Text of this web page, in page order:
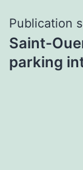
Publication
Saint-
parking